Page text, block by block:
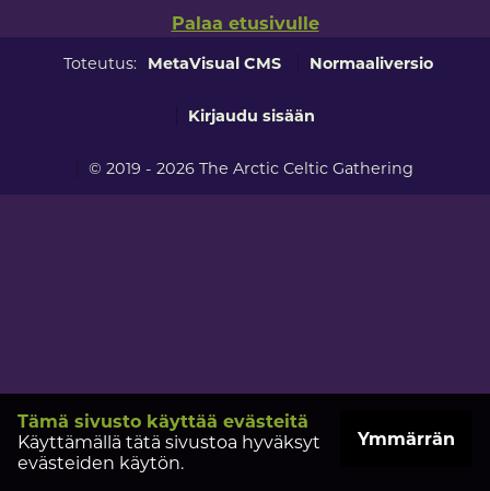
Palaa etusivulle
Toteutus: MetaVisual CMS Normaaliversio
Kirjaudu sisään
© 2019 - 2026 The Arctic Celtic Gathering
Tämä sivusto käyttää evästeitä
Käyttämällä tätä sivustoa hyväksyt
evästeiden käytön.
Ymmärrän